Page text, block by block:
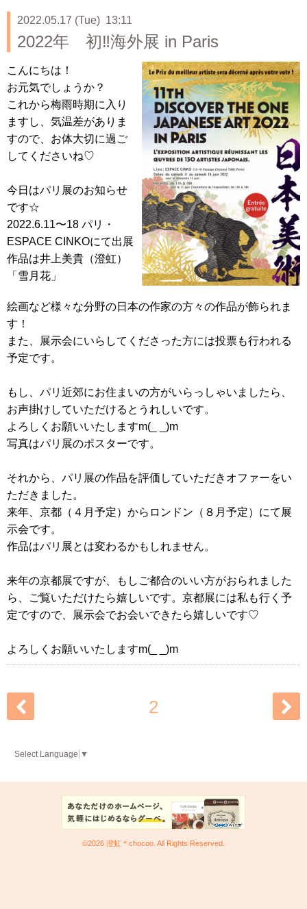
2022.05.17 (Tue) 13:11
2022年 初‼️海外展 in Paris
こんにちは！
お元気でしょうか？
これから梅雨時期に入り
ますし、気温差がありま
すので、お体大切に過ご
してくださいね♡
今日はパリ展のお知らせ
です☆
2022.6.11〜18 パリ・
ESPACE CINKOにて出展
作品は井上美貴（澄虹）
「雪月花」
絵画など様々な分野の日本の作家の方々の作品が飾られま
す！
また、展示会にいらしてくださった方には投票も行われる
予定です。
もし、パリ近郊にお住まいの方がいらっしゃいましたら、
お声掛けしていただけるとうれしいです。
よろしくお願いいたしますm(_ _)m
写真はパリ展のポスターです。
それから、パリ展の作品を評価していただきオファーをい
ただきました。
来年、京都（４月予定）からロンドン（８月予定）にて展
示会です。
作品はパリ展とは変わるかもしれません。
来年の京都展ですが、もしご都合のいい方がおられました
ら、ご覧いただけたら嬉しいです。京都展には私も行く予
定ですので、展示会でお会いできたら嬉しいです♡
よろしくお願いいたしますm(_ _)m
2
Select Language ▼
©2026 澄虹＊chocoo . All Rights Reserved.